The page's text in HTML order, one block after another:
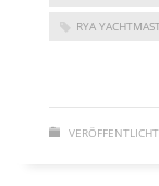
RYA